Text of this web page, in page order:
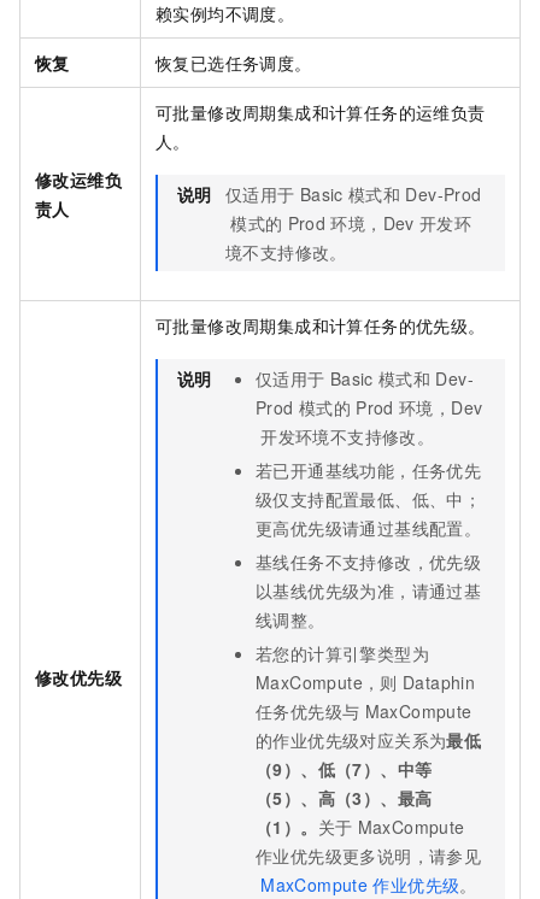
赖实例均不调度。
恢复 恢复已选任务调度。
修改运维负
责人
可批量修改周期集成和计算任务的运维负责
人。
说明 仅适用于 Basic 模式和 Dev-Prod
模式的 Prod 环境，Dev 开发环
境不支持修改。
修改优先级
可批量修改周期集成和计算任务的优先级。
说明 仅适用于 Basic 模式和 Dev-
Prod 模式的 Prod 环境，Dev
开发环境不支持修改。
若已开通基线功能，任务优先
级仅支持配置最低、低、中；
更高优先级请通过基线配置。
基线任务不支持修改，优先级
以基线优先级为准，请通过基
线调整。
若您的计算引擎类型为
MaxCompute，则 Dataphin
任务优先级与 MaxCompute
的作业优先级对应关系为最低
（9）、低（7）、中等
（5）、高（3）、最高
（1）。 关于 MaxCompute
作业优先级更多说明，请参见
MaxCompute 作业优先级。